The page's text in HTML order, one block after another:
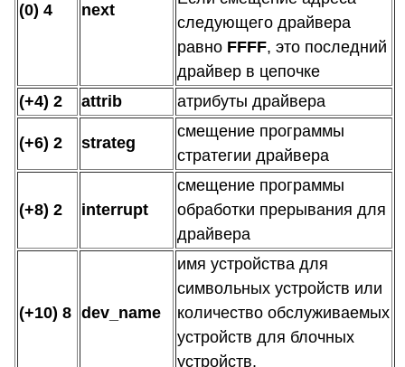
(0) 4 next
следующего драйвера
равно FFFF, это последний
драйвер в цепочке
(+4) 2
attrib атрибуты драйвера
(+6) 2 strateg
смещение программы
стратегии драйвера
(+8) 2 interrupt
смещение программы
обработки прерывания для
драйвера
(+10) 8 dev_name
имя устройства для
символьных устройств или
количество обслуживаемых
устройств для блочных
устройств.